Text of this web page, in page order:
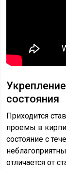
состояния
Приходится
проемы в
состояние с
отличается от